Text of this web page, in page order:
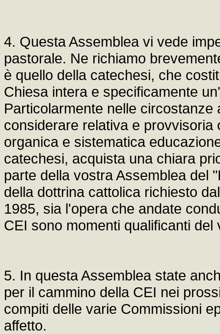
4. Questa Assemblea vi vede
pastorale. Ne richiamo
è quello della catechesi, che
Chiesa intera e specificamente
Particolarmente nelle
considerare relativa e
organica e sistematica
catechesi, acquista una chiara
parte della vostra Assemblea del
della dottrina cattolica richiesto
1985, sia l'opera che andate
CEI sono momenti qualificanti
5. In questa Assemblea state
per il cammino della CEI nei
compiti delle varie Commissioni
affetto.